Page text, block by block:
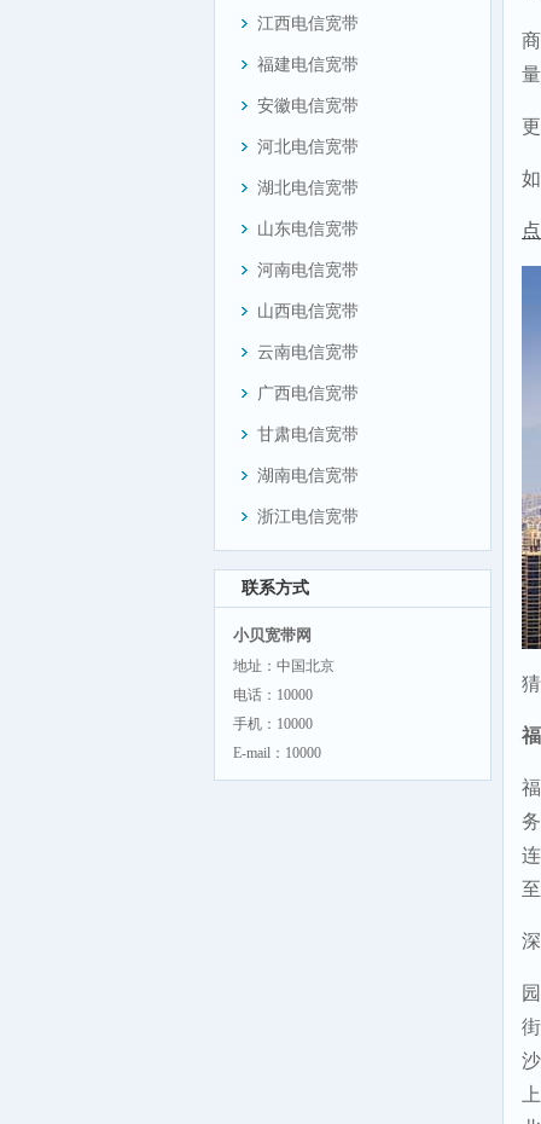
江西电信宽带
福建电信宽带
安徽电信宽带
河北电信宽带
湖北电信宽带
山东电信宽带
河南电信宽带
山西电信宽带
云南电信宽带
广西电信宽带
甘肃电信宽带
湖南电信宽带
浙江电信宽带
联系方式
小贝宽带网
地址：中国北京
电话：10000
手机：10000
E-mail：10000